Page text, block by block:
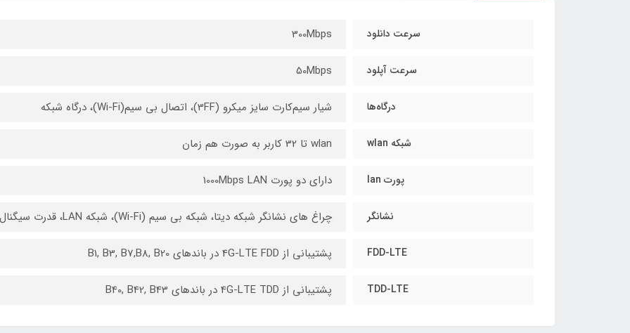
سرعت دانلود 300Mbps
سرعت آپلود 50Mbps
درگاه‌ها شیار سیم‌کارت سایز میکرو (3FF)، اتصال بی سیم(Wi-Fi)،­ درگاه شبکه
شبکه wlan wlan تا 32 کاربر به صورت هم زمان
پورت lan دارای دو پورت 1000Mbps LAN
نشانگر چراغ های نشانگر شبکه دیتا، شبکه بی سیم (Wi-Fi)، شبکه LAN، قدرت سیگنال شبکه دیتا
FDD-LTE پشتیبانی از 4G-LTE FDD در باندهای B1, B3, B7,B8, B20
TDD-LTE پشتیبانی از 4G-LTE TDD در باندهای B40, B42, B43